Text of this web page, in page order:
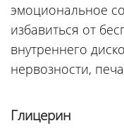
эмоциональное
избавиться от
внутреннего
нервозности,
Глицерин